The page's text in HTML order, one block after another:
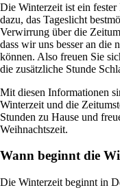
Die Winterzeit ist ein fester
dazu, das Tageslicht
Verwirrung über die
dass wir uns besser an die
können. Also freuen Sie
die zusätzliche Stunde
Mit diesen Informationen
Winterzeit und die
Stunden zu Hause und
Weihnachtszeit.
Wann beginnt die
Die Winterzeit beginnt in